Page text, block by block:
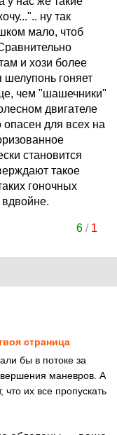
ну так
мало, чтоб
и хози более
гоняет
чем "шашечники"
двигателе
для всех на
становится
такое
гоночных
6/ 1
страница
бы в потоке за
маневров. А
их все пропускать